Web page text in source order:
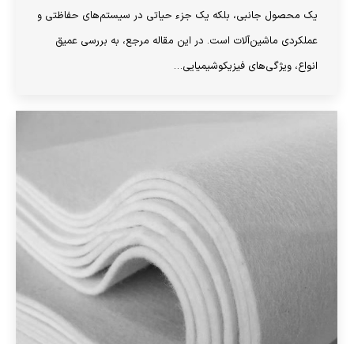
یک محصول جانبی، بلکه یک جزء حیاتی در سیستم‌های حفاظتی و
عملکردی ماشین‌آلات است. در این مقاله مرجع، به بررسی عمیق
انواع، ویژگی‌های فیزیکوشیمیایی…